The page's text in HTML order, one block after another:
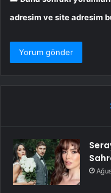
adresim ve site adresim